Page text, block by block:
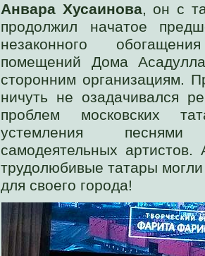
Анвара Хусаинова, он с
продолжил начатое
незаконного
помещений Дома
сторонним организациям.
ничуть не озадачивался
проблем московских
устемления
самодеятельных
трудолюбивые татары
для своего города!